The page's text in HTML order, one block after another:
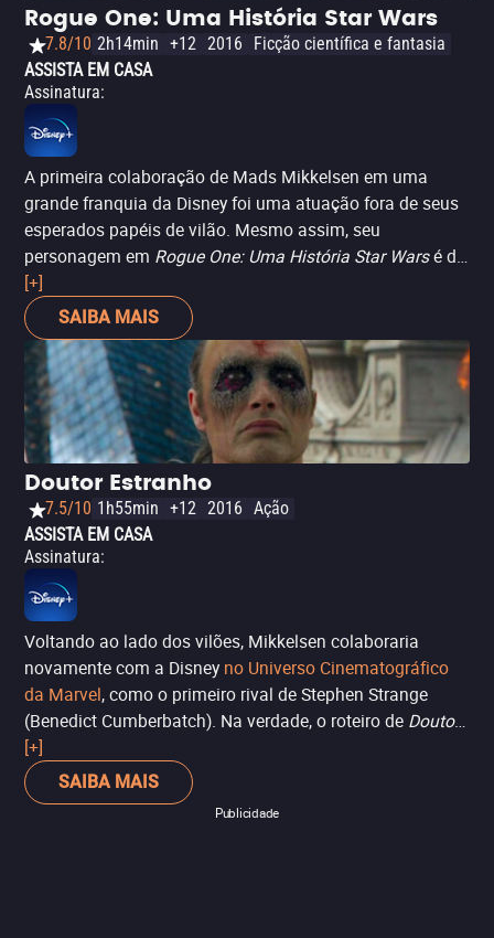
Rogue One: Uma História Star Wars
7.8/10 2h14min +12 2016
Ficção científica e fantasia
ASSISTA EM CASA
Assinatura:
A primeira colaboração de Mads Mikkelsen em uma
grande franquia da Disney foi uma atuação fora de seus
esperados papéis de vilão. Mesmo assim, seu
personagem em Rogue One: Uma História Star Warsé de
tons cinzentos, e até pode-se dizer que é o
do
universoStar Wars
pai da heroína, Jyn Erso (Felicity Jones), um brilhante
engenheiro forçado pelo Império a construir sua arma
definitiva: a Estrela da Morte, capaz de destruir planetas.
[+]
SAIBA MAIS
Doutor Estranho
7.5/10 1h55min +12 2016 Ação
ASSISTA EM CASA
Assinatura:
Voltando ao lado dos vilões, Mikkelsen colaboraria
novamente com a Disney no Universo Cinematográfico
da Marvel, como o primeiro rival de Stephen Strange
(Benedict Cumberbatch). Na verdade, o roteiro de Doutor
Estranho
menos a presença do ator o torna um vilão imponente,
embora não muito memorável.
[+]
SAIBA MAIS
Publicidade